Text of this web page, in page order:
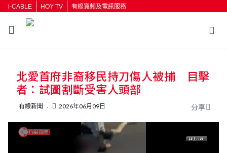
i-CABLE HOY TV 有線寬頻及電訊服務
按輸入鍵開始搜尋
北愛首府非裔移民持刀傷人被捕 目擊
者：試圖割斷受害人頭部
有線新聞 2026年06月09日 分享